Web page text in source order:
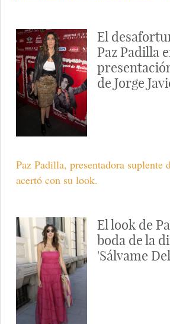
El
Paz Padilla
de Jorge
Paz Padilla, presentadora suplente
acertó con su look.
El look de
boda de la
'Sálvame